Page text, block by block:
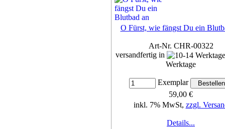
O Fürst, wie fängst Du ein
Art-Nr. CHR-00322
versandfertig in
Werktage
Exemplar
59,00 €
inkl. 7% MwSt, zzgl.
Details...